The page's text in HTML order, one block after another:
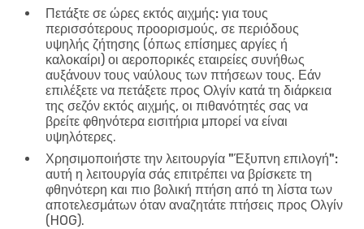
Πετάξτε σε ώρες εκτός αιχμής: για τους
περισσότερους προορισμούς, σε περιόδους
υψηλής ζήτησης (όπως επίσημες αργίες ή
καλοκαίρι) οι αεροπορικές εταιρείες συνήθως
αυξάνουν τους ναύλους των πτήσεων τους. Εάν
επιλέξετε να πετάξετε προς Ολγίν κατά τη διάρκεια
της σεζόν εκτός αιχμής, οι πιθανότητές σας να
βρείτε φθηνότερα εισιτήρια μπορεί να είναι
υψηλότερες.
Χρησιμοποιήστε την λειτουργία "Έξυπνη επιλογή":
αυτή η λειτουργία σάς επιτρέπει να βρίσκετε τη
φθηνότερη και πιο βολική πτήση από τη λίστα των
αποτελεσμάτων όταν αναζητάτε πτήσεις προς Ολγίν
(HOG).